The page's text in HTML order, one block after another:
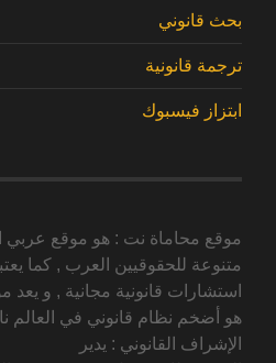
بحث قانوني
ترجمة قانونية
ابتزاز فيسبوك
موقع محاماة نت : هو موقع
متنوعة للحقوقيين العرب , كما
استشارات قانونية مجانية , و يعد
هو أضخم نظام قانوني في العالم
الإشراف القانوني : يدير